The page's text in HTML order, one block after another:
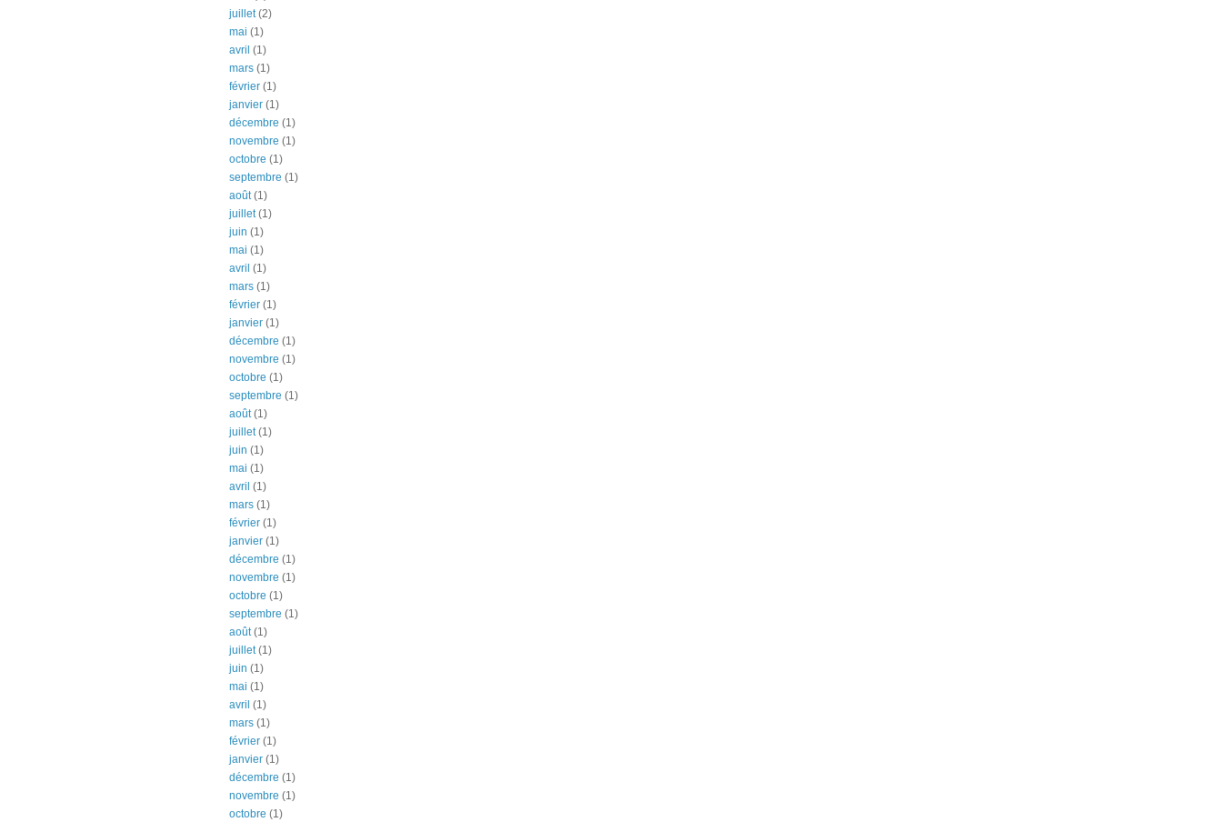
juillet(2)
mai (1)
avril (1)
mars (1)
février (1)
janvier (1)
décembre (1)
novembre (1)
octobre (1)
septembre (1)
août(1)
juillet(1)
juin (1)
mai (1)
avril (1)
mars (1)
février (1)
janvier (1)
décembre (1)
novembre (1)
octobre (1)
septembre (1)
août(1)
juillet(1)
juin (1)
mai (1)
avril (1)
mars (1)
février (1)
janvier (1)
décembre (1)
novembre (1)
octobre (1)
septembre (1)
août(1)
juillet(1)
juin (1)
mai (1)
avril (1)
mars (1)
février (1)
janvier (1)
décembre (1)
novembre (1)
octobre (1)